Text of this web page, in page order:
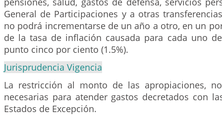
General de Participaciones y a otras
no podrá incrementarse de un año a otro, en un
de la tasa de inflación causada para cada uno
punto cinco por ciento (1.5%).
Jurisprudencia Vigencia
La restricción al monto de las apropiaciones,
necesarias para atender gastos decretados con
Estados de Excepción.